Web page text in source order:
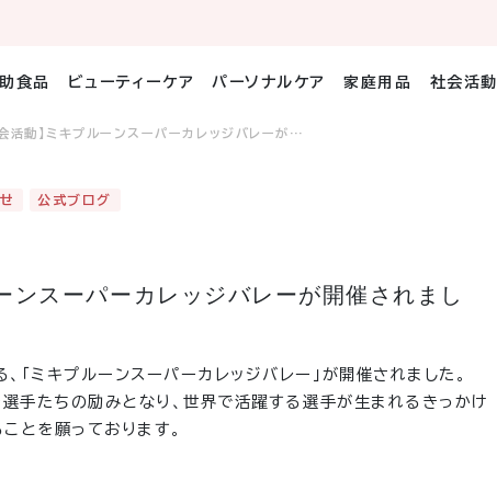
食品 ビューティーケア パーソナルケア 家庭用品 社会活動
会活動】ミキプルーンスーパーカレッジバレーが…
公式ブログ
ンスーパーカレッジバレーが開催されまし
「ミキプルーンスーパーカレッジバレー」が開催されました。
手たちの励みとなり、世界で活躍する選手が生まれるきっかけ
とを願っております。